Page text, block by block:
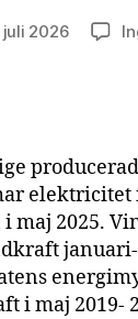
juli 2026
elektricitet i
maj 2025.
i maj 2019-